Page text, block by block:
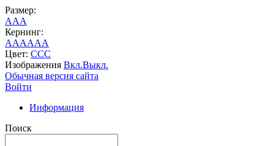
Размер:
AAA
Кернинг:
AAAAAA
Цвет: CCC
Изображения Вкл.Выкл.
Обычная версия сайта
Войти
Информация
Поиск